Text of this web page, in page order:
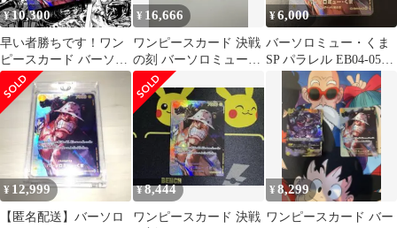
¥10,300
早い者勝ちです！ワン
ピースカード バーソロ
ミュー・くま SP
¥ 16,666
ワンピースカード 決戦
の刻 バーソロミュー・
くま SP
¥6,000
バーソロミュー・くま
SP パラレル EB04-054
決戦の刻
¥ 12,999
【匿名配送】バーソロ
¥8,444
ワンピースカード 決戦
¥8,299
ワンピースカード バー